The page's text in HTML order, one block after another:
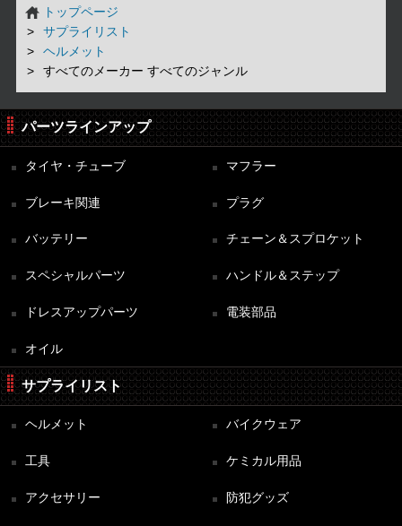
トップページ
サプライリスト
ヘルメット
すべてのメーカー すべてのジャンル
パーツラインアップ
タイヤ・チューブ マフラー
ブレーキ関連 プラグ
バッテリー チェーン＆スプロケット
スペシャルパーツ ハンドル＆ステップ
ドレスアップパーツ 電装部品
オイル
サプライリスト
ヘルメット バイクウェア
工具 ケミカル用品
アクセサリー 防犯グッズ